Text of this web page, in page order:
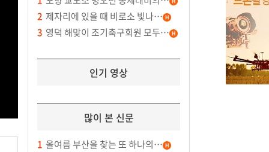
2 제자리에 있을 때 비로소 빛나…
3 영덕 해맞이 조기축구회원 모두…
인기 영상
많이 본 신문
1 올여름 부산을 찾는 또 하나의…